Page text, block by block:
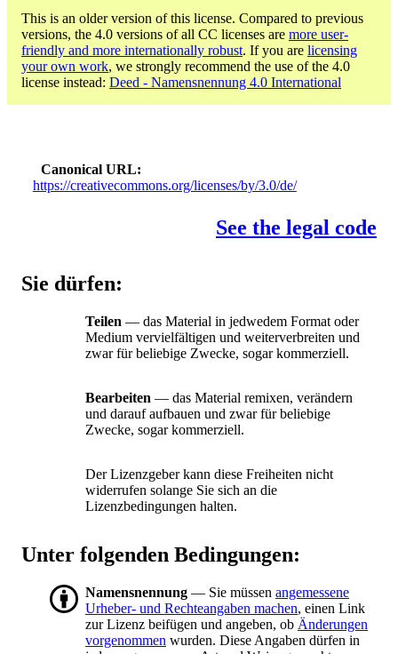
This is an older version of this license. Compared to previous
versions, the 4.0 versions of all CC licenses are more user-
friendly and more internationally robust. If you are licensing
your own work, we strongly recommend the use of the 4.0
license instead: Deed - Namensnennung 4.0 International
Canonical URL
https://creativecommons.org/licenses/by/3.0/de/
See the legal code
Sie dürfen:
Teilen — das Material in jedwedem Format oder
Medium vervielfältigen und weiterverbreiten und
zwar für beliebige Zwecke, sogar kommerziell.
Bearbeiten — das Material remixen, verändern
und darauf aufbauen und zwar für beliebige
Zwecke, sogar kommerziell.
Der Lizenzgeber kann diese Freiheiten nicht
widerrufen solange Sie sich an die
Lizenzbedingungen halten.
Unter folgenden Bedingungen:
Namensnennung — Sie müssen angemessene
Urheber- und Rechteangaben machen, einen Link
zur Lizenz beifügen und angeben, ob Änderungen
vorgenommen wurden. Diese Angaben dürfen in